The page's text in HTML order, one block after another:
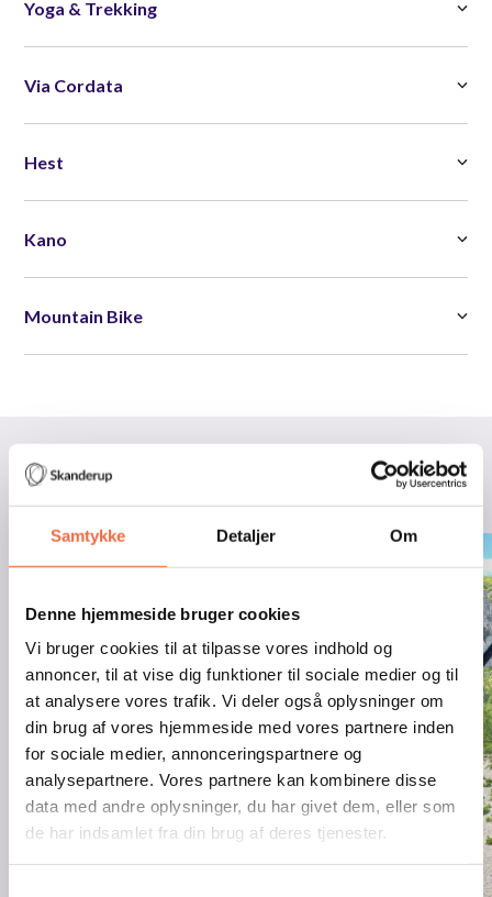
Samtykke Detaljer Om
Denne hjemmeside bruger cookies
Vi bruger cookies til at tilpasse vores indhold og
annoncer, til at vise dig funktioner til sociale medier og til
at analysere vores trafik. Vi deler også oplysninger om
din brug af vores hjemmeside med vores partnere inden
for sociale medier, annonceringspartnere og
analysepartnere. Vores partnere kan kombinere disse
data med andre oplysninger, du har givet dem, eller som
de har indsamlet fra din brug af deres tjenester.
Yoga & Trekking
Via Cordata
Hest
Kano
Mountain Bike
Billeder fra Frankrigsturen